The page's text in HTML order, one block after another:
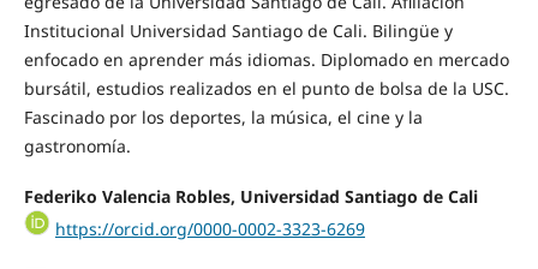
Institucional Universidad Santiago de Cali. Bilingüe y
enfocado en aprender más idiomas. Diplomado en mercado
bursátil, estudios realizados en el punto de bolsa de la USC.
Fascinado por los deportes, la música, el cine y la
gastronomía.
Federiko Valencia Robles, Universidad Santiago de Cali
https://orcid.org/0000-0002-3323-6269